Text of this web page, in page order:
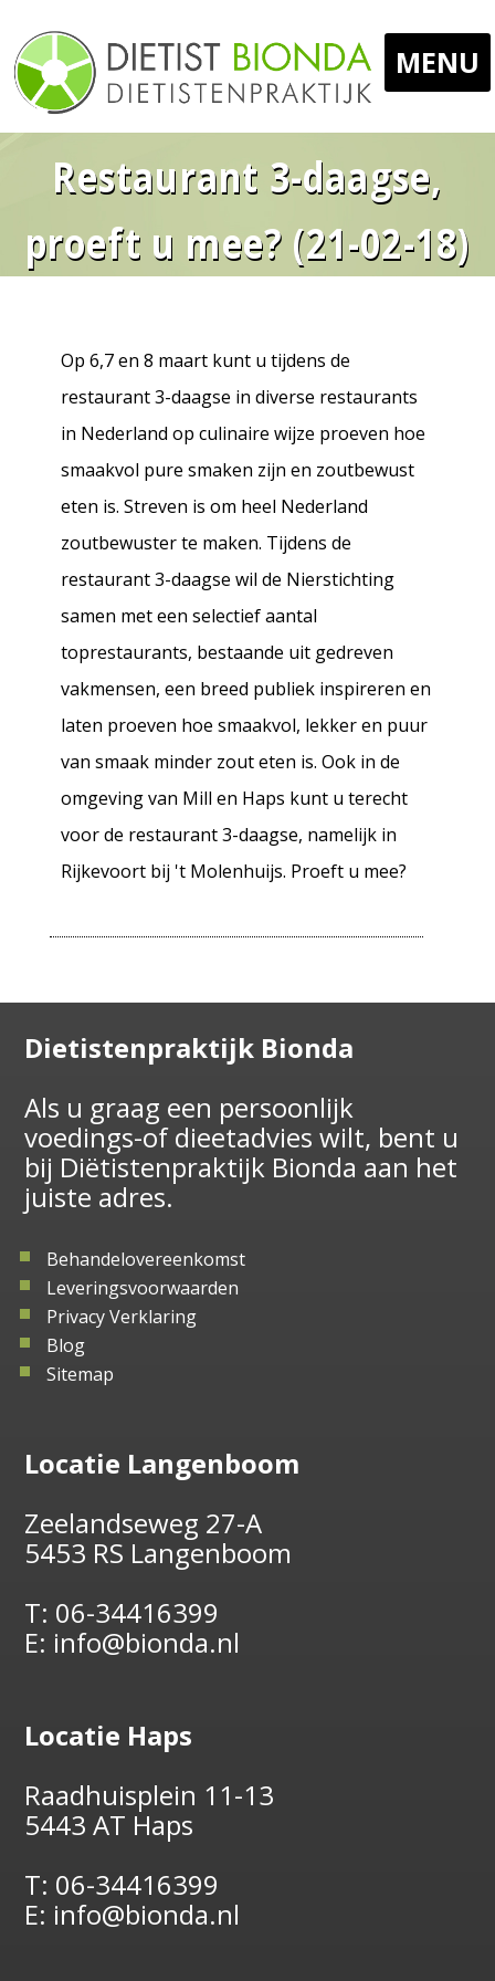
MENU
Home
Uw Diëtist
Voor Wie
Werkwijze
Vergoeding
Contact
Nieuws
Restaurant 3-daagse,
proeft u mee? (21-02-18)
Op 6,7 en 8 maart kunt u tijdens de
restaurant 3-daagse in diverse restaurants
in Nederland op culinaire wijze proeven hoe
smaakvol pure smaken zijn en zoutbewust
eten is. Streven is om heel Nederland
zoutbewuster te maken. Tijdens de
restaurant 3-daagse wil de Nierstichting
samen met een selectief aantal
toprestaurants, bestaande uit gedreven
vakmensen, een breed publiek inspireren en
laten proeven hoe smaakvol, lekker en puur
van smaak minder zout eten is. Ook in de
omgeving van Mill en Haps kunt u terecht
voor de restaurant 3-daagse, namelijk in
Rijkevoort bij 't Molenhuijs. Proeft u mee?
Dietistenpraktijk Bionda
Als u graag een persoonlijk
voedings-of dieetadvies wilt, bent u
bij Diëtistenpraktijk Bionda aan het
juiste adres.
Behandelovereenkomst
Leveringsvoorwaarden
Privacy Verklaring
Blog
Sitemap
Locatie Langenboom
Zeelandseweg 27-A
5453 RS Langenboom
T: 06-34416399
E: info@bionda.nl
Locatie Haps
Raadhuisplein 11-13
5443 AT Haps
T: 06-34416399
E: info@bionda.nl